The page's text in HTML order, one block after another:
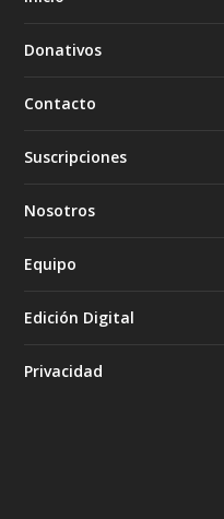
Donativos
Contacto
Suscripciones
Nosotros
Equipo
Edición Digital
Privacidad